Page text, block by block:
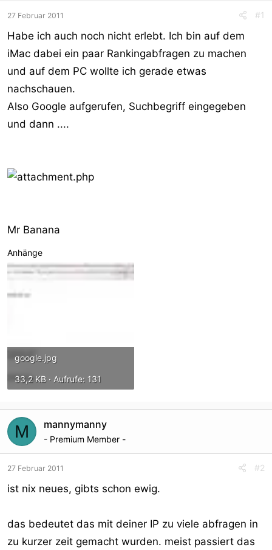
s
t
r
t
r
t
m
27 Februar 2011 #1
Habe ich auch noch nicht erlebt. Ich bin auf dem
iMac dabei ein paar Rankingabfragen zu machen
und auf dem PC wollte ich gerade etwas
nachschauen.
Also Google aufgerufen, Suchbegriff eingegeben
und dann ....
Mr Banana
Anhänge
google.jpg
33,2 KB · Aufrufe: 131
M mannymanny
- Premium Member -
27 Februar 2011 #2
ist nix neues, gibts schon ewig.
das bedeutet das mit deiner IP zu viele abfragen in
zu kurzer zeit gemacht wurden. meist passiert das